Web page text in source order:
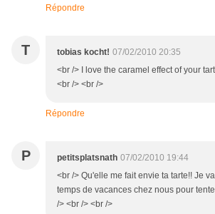
Répondre
T tobias kocht! 07/02/2010 20:35
<br /> I love the caramel effect of your
<br /> <br />
Répondre
P petitsplatsnath 07/02/2010 19:44
<br /> Qu'elle me fait envie ta tarte!! Je
temps de vacances chez nous pour
/> <br /> <br />